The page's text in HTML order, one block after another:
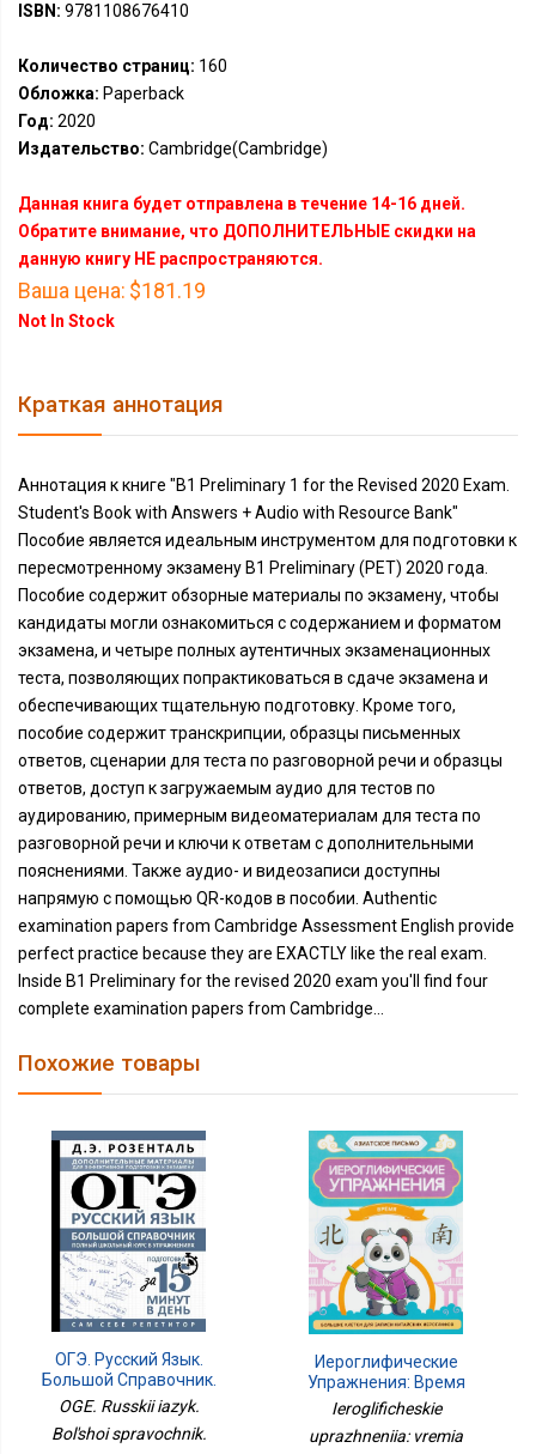
ISBN: 9781108676410
Количество страниц: 160
Обложка: Paperback
Год: 2020
Издательство: Cambridge(Cambridge)
Данная книга будет отправлена в течение 14-16 дней.
Обратите внимание, что ДОПОЛНИТЕЛЬНЫЕ скидки на
данную книгу НЕ распространяются.
Ваша цена: $181.19
Not In Stock
Краткая аннотация
Аннотация к книге "B1 Preliminary 1 for the Revised 2020 Exam.
Student's Book with Answers + Audio with Resource Bank"
Пособие является идеальным инструментом для подготовки к
пересмотренному экзамену B1 Preliminary (PET) 2020 года.
Пособие содержит обзорные материалы по экзамену, чтобы
кандидаты могли ознакомиться с содержанием и форматом
экзамена, и четыре полных аутентичных экзаменационных
теста, позволяющих попрактиковаться в сдаче экзамена и
обеспечивающих тщательную подготовку. Кроме того,
пособие содержит транскрипции, образцы письменных
ответов, сценарии для теста по разговорной речи и образцы
ответов, доступ к загружаемым аудио для тестов по
аудированию, примерным видеоматериалам для теста по
разговорной речи и ключи к ответам с дополнительными
пояснениями. Также аудио- и видеозаписи доступны
напрямую с помощью QR-кодов в пособии. Authentic
examination papers from Cambridge Assessment English provide
perfect practice because they are EXACTLY like the real exam.
Inside B1 Preliminary for the revised 2020 exam you'll find four
complete examination papers from Cambridge...
Похожие товары
ОГЭ. Русский Язык.
Большой Справочник.
Полный Школьный Курс
В Упражнениях
OGE. Russkii iazyk.
Bol'shoi spravochnik.
Иероглифические
Упражнения: Время
Ieroglificheskie
uprazhneniia: vremia